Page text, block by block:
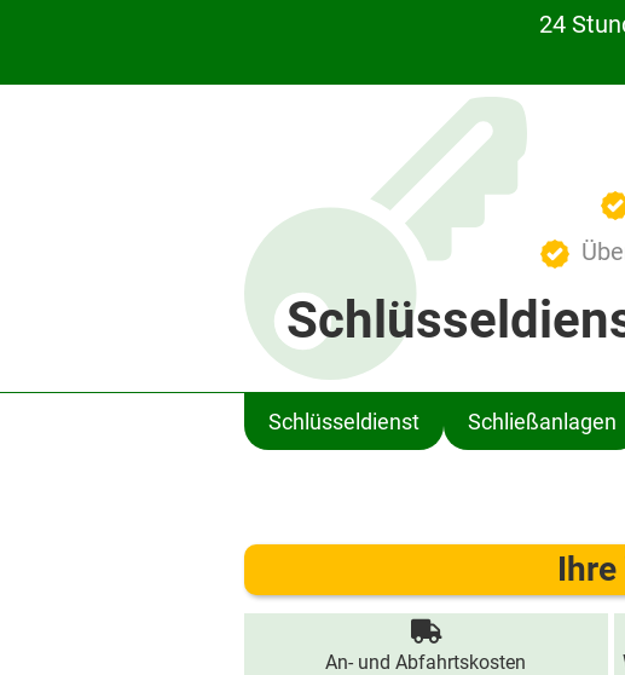
24
Schlüsseldienst Schließanlagen
An- und Abfahrtskosten